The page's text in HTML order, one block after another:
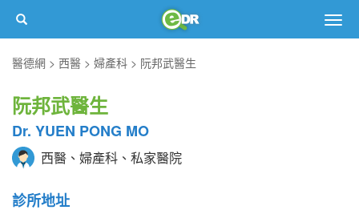
醫德網
西醫 婦產科 阮邦武醫生
阮邦武醫生
Dr. YUEN PONG MO
西醫、婦產科、私家醫院
診所地址